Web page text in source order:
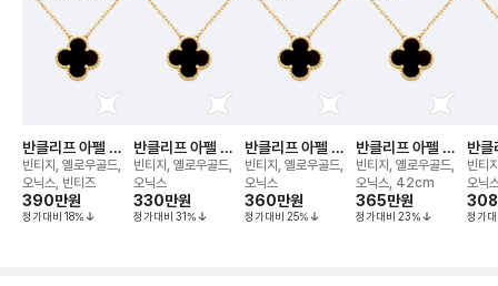
반클리프 아펠 알
함브라 네크리스
빈티지, 옐로우골드,
오닉스, 빈티즈
390만원
정가대비 18%
반클리프 아펠 알
함브라 네크리스
빈티지, 옐로우골드,
오닉스
330만원
정가대비 31%
반클리프 아펠 알
함브라 네크리스
빈티지, 옐로우골드,
오닉스
360만원
정가대비 25%
반클리프 아펠 알
함브라 네크리스
빈티지, 옐로우골드,
오닉스, 42cm
365만원
정가대비 23%
반클
함브
빈티
오닉
308
정가